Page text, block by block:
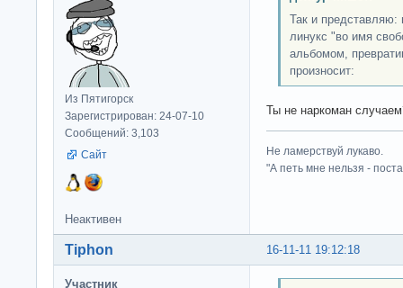
Из Пятигорск
Зарегистрирован: 24-07-10
Сообщений: 3,103
Сайт
Так и представляю:
линукc "во имя
альбомом,
произносит:
Ты не наркоман
Не ламерствуй лукаво.
"А петь мне нельзя -
Неактивен
16-11-11 19:12:18
Tiphon
Участник